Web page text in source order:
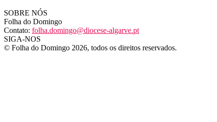
SOBRE NÓS
Folha do Domingo
Contato: folha.domingo@diocese-algarve.pt
SIGA-NOS
© Folha do Domingo 2026, todos os direitos reservados.